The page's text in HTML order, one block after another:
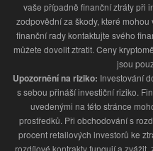
vaše případně finanční ztráty při
zodpovědní za škody, které
finanční rady kontaktujte svého
můžete dovolit ztratit. Ceny
jsou
Upozornění na riziko: Investování
s sebou přináší investiční riziko.
uvedenými na této stránce
prostředků. Při obchodování s
procent retailových investorů ke